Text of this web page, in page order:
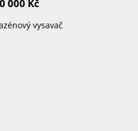
000 Kč
vysavač